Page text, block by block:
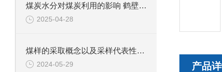
产品
煤炭水分对煤炭利用的影响 鹤壁新天科专业煤质水分分析
2025-04-28
煤样的采取概念以及采样代表性基础
2024-05-29